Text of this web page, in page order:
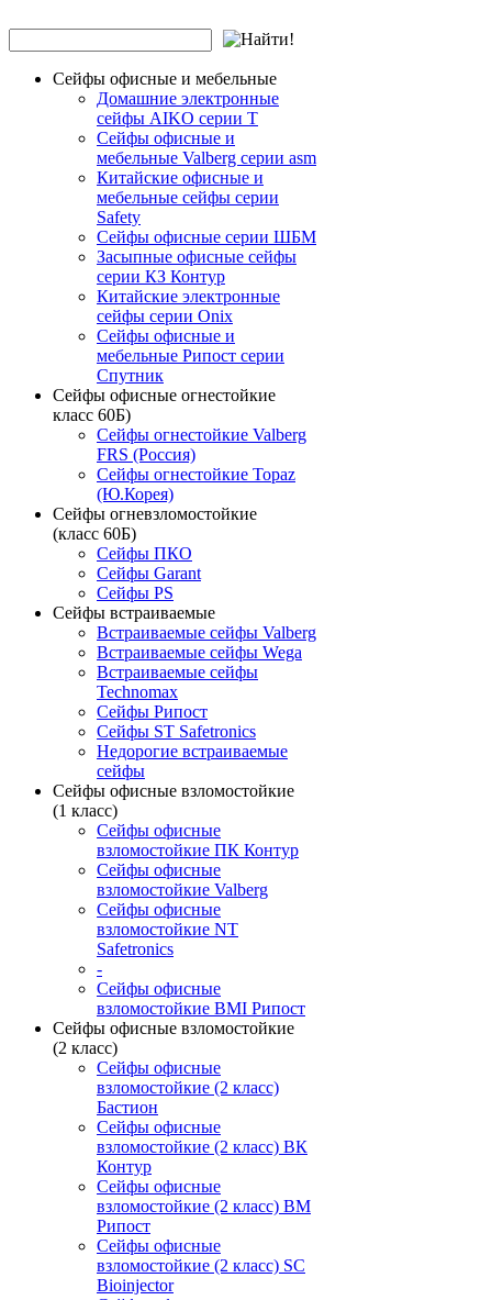
Сейфы офисные и мебельные
Домашние электронные
сейфы AIKO серии Т
Сейфы офисные и
мебельные Valberg серии asm
Китайские офисные и
мебельные сейфы серии
Safety
Сейфы офисные серии ШБМ
Засыпные офисные сейфы
серии КЗ Контур
Китайские электронные
сейфы серии Onix
Сейфы офисные и
мебельные Рипост серии
Спутник
Сейфы офисные огнестойкие
класс 60Б)
Сейфы огнестойкие Valberg
FRS (Россия)
Сейфы огнестойкие Topaz
(Ю.Корея)
Сейфы огневзломостойкие
(класс 60Б)
Сейфы ПКО
Сейфы Garant
Сейфы PS
Сейфы встраиваемые
Встраиваемые сейфы Valberg
Встраиваемые сейфы Wega
Встраиваемые сейфы
Technomax
Сейфы Рипост
Сейфы ST Safetronics
Недорогие встраиваемые
сейфы
Сейфы офисные взломостойкие
(1 класс)
Сейфы офисные
взломостойкие ПК Контур
Сейфы офисные
взломостойкие Valberg
Сейфы офисные
взломостойкие NT
Safetronics
-
Сейфы офисные
взломостойкие ВМI Рипост
Сейфы офисные взломостойкие
(2 класс)
Сейфы офисные
взломостойкие (2 класс)
Бастион
Сейфы офисные
взломостойкие (2 класс) ВК
Контур
Сейфы офисные
взломостойкие (2 класс) ВМ
Рипост
Сейфы офисные
взломостойкие (2 класс) SC
Bioinjector